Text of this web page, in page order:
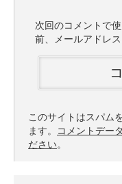
次回のコメントで
前、メールアドレ
このサイトはスパム
ます。
コメントデー
ださい。